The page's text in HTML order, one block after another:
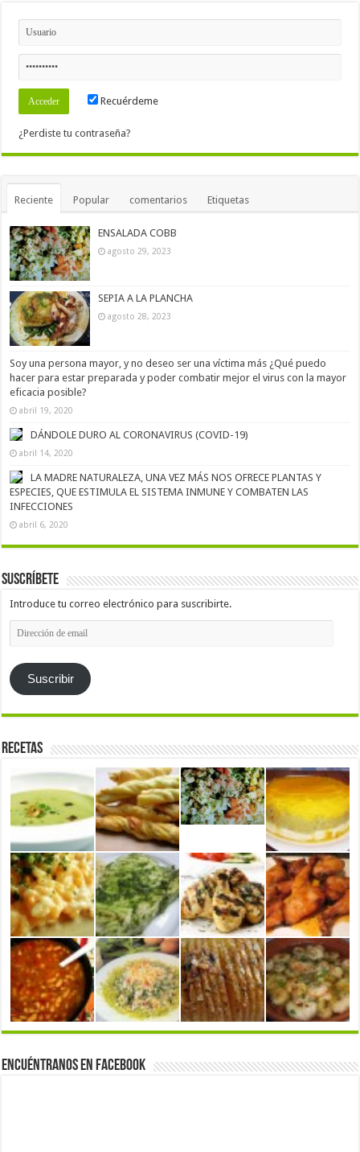
Recuérdeme
¿Perdiste tu contraseña?
Reciente Popular comentarios Etiquetas
ENSALADA COBB
agosto 29, 2023
SEPIA A LA PLANCHA
agosto 28, 2023
Soy una persona mayor, y no deseo ser una víctima más ¿Qué puedo
hacer para estar preparada y poder combatir mejor el virus con la mayor
eficacia posible?
abril 19, 2020
DÁNDOLE DURO AL CORONAVIRUS (COVID-19)
abril 14, 2020
LA MADRE NATURALEZA, UNA VEZ MÁS NOS OFRECE PLANTAS Y
ESPECIES, QUE ESTIMULA EL SISTEMA INMUNE Y COMBATEN LAS
INFECCIONES
abril 6, 2020
Suscríbete
Introduce tu correo electrónico para suscribirte.
Dirección
de
Suscribir
Recetas
Encuéntranos en Facebook